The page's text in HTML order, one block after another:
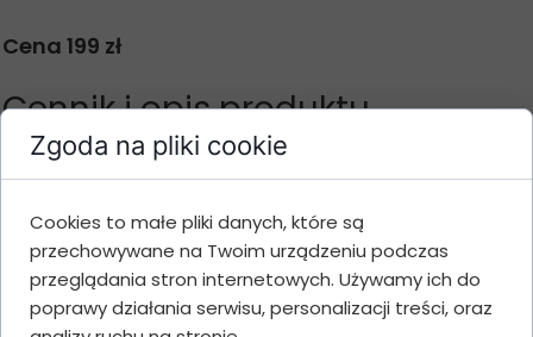
Cena 199 zł
Cennik i opis produktu
opakowań
1
60 capsules x
10 mg
199 zł 199 zł
3
60
Zgoda na pliki cookie
Cookies to małe pliki danych, które są
przechowywane na Twoim urządzeniu podczas
przeglądania stron internetowych. Używamy ich do
poprawy działania serwisu, personalizacji treści, oraz